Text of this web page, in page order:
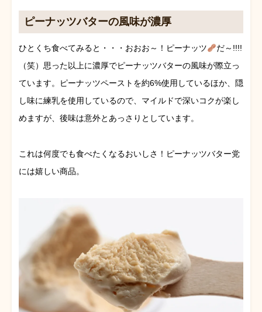
ピーナッツバターの風味が濃厚
ひとくち食べてみると・・・おおお～！ピーナッツ
だ～!!!!
（笑）思った以上に濃厚でピーナッツバターの風味が際立っ
ています。ピーナッツペーストを約6%使用しているほか、隠
し味に練乳を使用しているので、マイルドで深いコクが楽し
めますが、後味は意外とあっさりとしています。
これは何度でも食べたくなるおいしさ！ピーナッツバター党
には嬉しい商品。